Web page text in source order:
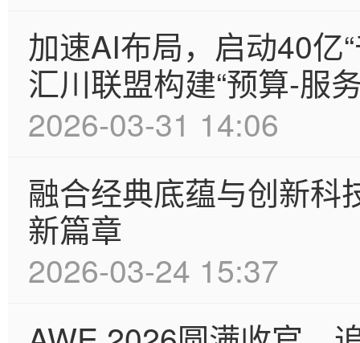
加速AI布局，启动40亿
汇川联盟构建“预算-服
2026-03-31 14:06
融合经典底蕴与创新科
新篇章
2026-03-24 15:37